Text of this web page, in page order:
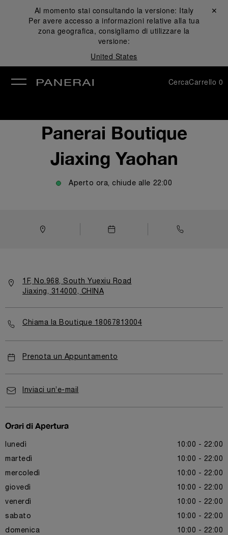
Al momento stai consultando la versione: Italy
Per avere accesso a informazioni relative alla tua
zona geografica, consigliamo di utilizzare la
versione:
United States
Chiudi ✕
CercaCarrello 0
Panerai Boutique
Jiaxing Yaohan
Aperto ora, chiude alle 22:00
1F, No.968, South Yuexiu Road
Jiaxing, 314000, CHINA
Chiama la Boutique 18067813004
Prenota un Appuntamento
Inviaci un’e-mail
Orari di Apertura
lunedì 10:00 - 22:00
martedì 10:00 - 22:00
mercoledì 10:00 - 22:00
giovedì 10:00 - 22:00
venerdì 10:00 - 22:00
sabato 10:00 - 22:00
domenica 10:00 - 22:00